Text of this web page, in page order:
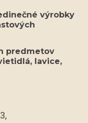
výrobky
predmetov
lavice,